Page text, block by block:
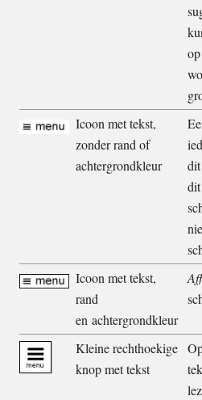
Icoon met tekst,
zonder rand of
achtergrondkleur
Icoon met tekst,
rand
en achtergrondkleur
Kleine rechthoekige
knop met tekst